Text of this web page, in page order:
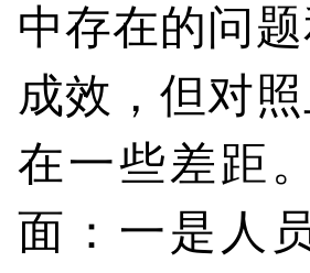
中存在的问
成效，但对
在一些差距
面： 一是 人